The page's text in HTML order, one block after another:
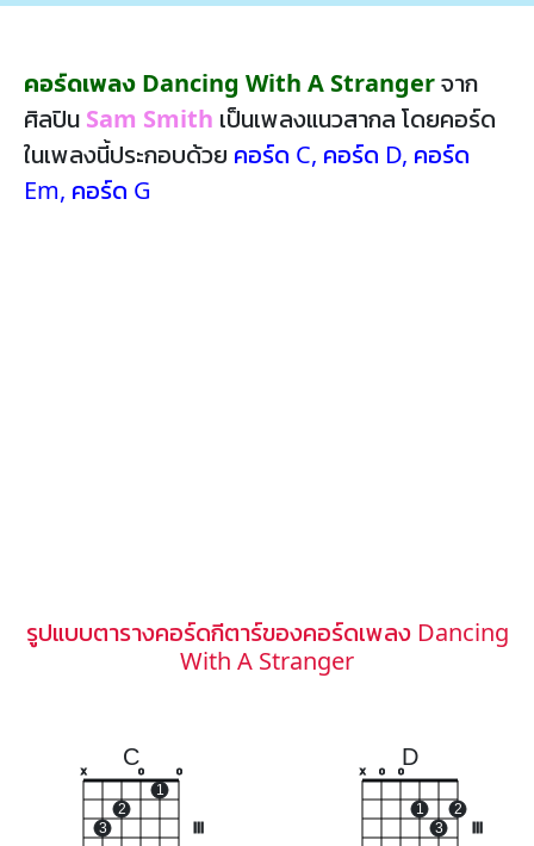
คอร์ดเพลง Dancing With A Strangerจาก
ศิลปิน Sam Smith เป็นเพลงแนวสากล โดยคอร์ด
ในเพลงนี้ประกอบด้วย คอร์ด C, คอร์ด D, คอร์ด
Em, คอร์ด G
รูปแบบตารางคอร์ดกีตาร์ของคอร์ดเพลง Dancing
With A Stranger
C
x
3
2
o
1
o
D
x o o
1
3
2